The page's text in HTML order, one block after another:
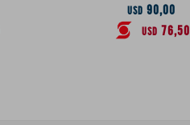
USD 90,00
USD 76,50